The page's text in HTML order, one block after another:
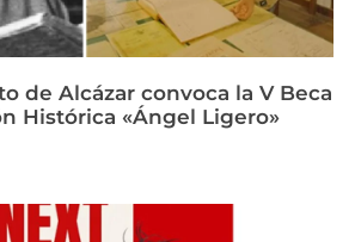
de Alcázar convoca la V Beca
Histórica «Ángel Ligero»